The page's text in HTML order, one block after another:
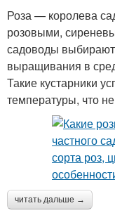
Роза — королева
розовыми,
садоводы выбирают
выращивания в
Такие кустарники
температуры, что
читать дальше →